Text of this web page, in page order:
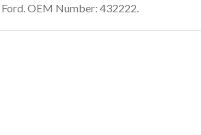
OEM Number: 432222.